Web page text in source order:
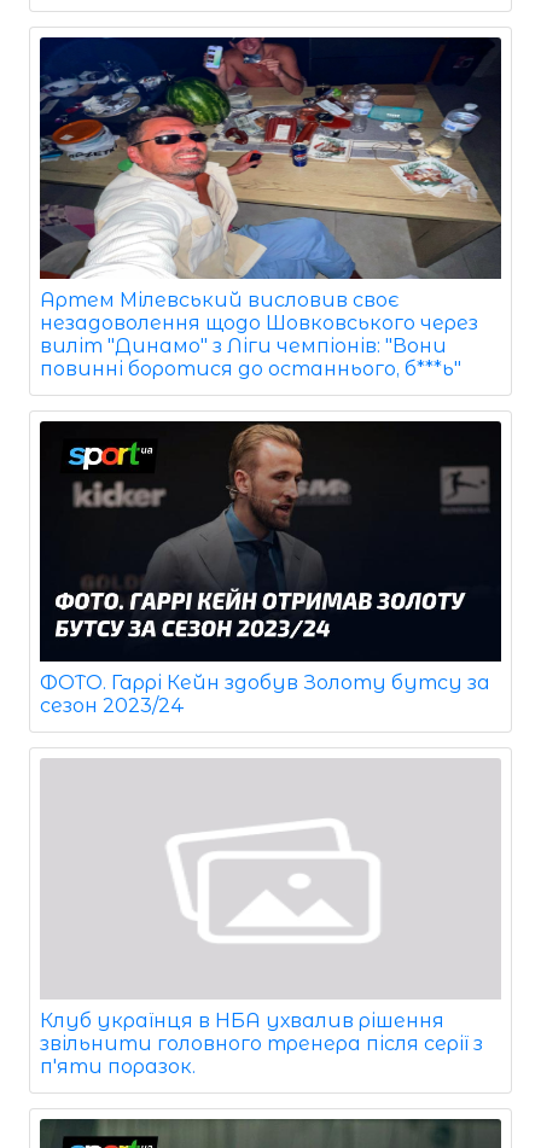
Артем Мілевський висловив своє
незадоволення щодо Шовковського через
виліт "Динамо" з Ліги чемпіонів: "Вони
повинні боротися до останнього, б***ь"
ФОТО. Гаррі Кейн здобув Золоту бутсу за
сезон 2023/24
Клуб українця в НБА ухвалив рішення
звільнити головного тренера після серії з
п'яти поразок.